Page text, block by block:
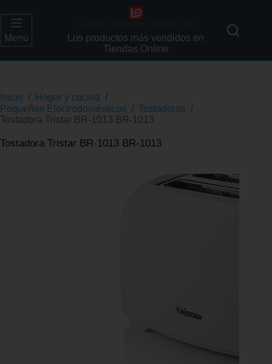
Menú
Los productos más vendidos en
Tiendas Online
Inicio / Hogar y cocina /
Pequeños Electrodomésticos / Tostadoras /
Tostadora Tristar BR-1013 BR-1013
Tostadora Tristar BR-1013 BR-1013